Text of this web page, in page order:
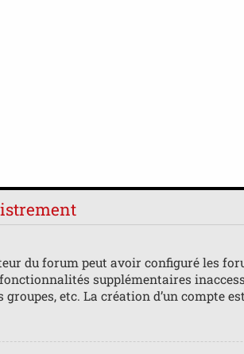
du forum peut avoir configuré les
supplémentaires
etc. La création d’un compte